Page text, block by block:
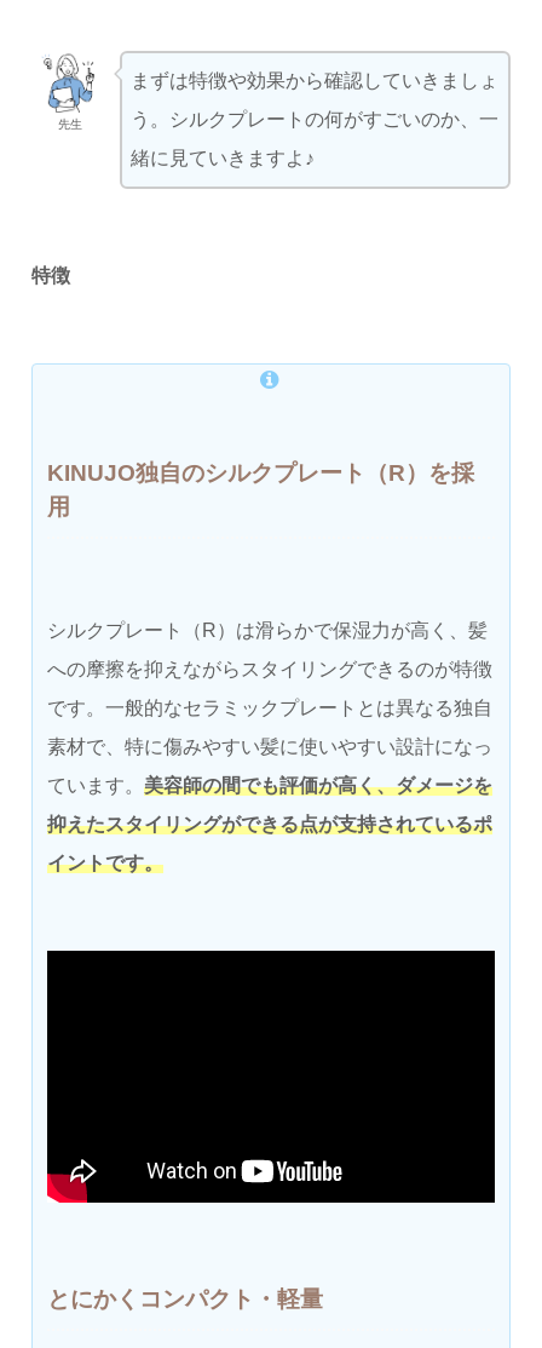
先生
まずは特徴や効果から確認していきましょ
う。シルクプレートの何がすごいのか、一
緒に見ていきますよ♪
特徴
KINUJO独自のシルクプレート（R）を採
用
シルクプレート（R）は滑らかで保湿力が高く、髪
への摩擦を抑えながらスタイリングできるのが特徴
です。一般的なセラミックプレートとは異なる独自
素材で、特に傷みやすい髪に使いやすい設計になっ
ています。 美容師の間でも評価が高く、ダメージを
抑えたスタイリングができる点が支持されているポ
イントです。
とにかくコンパクト・軽量